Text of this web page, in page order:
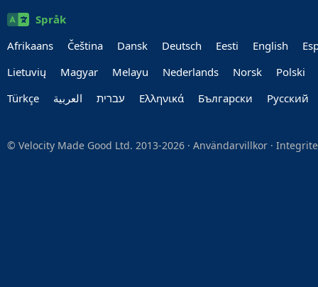
Språk
Afrikaans
Čeština Dansk Deutsch Eesti English
Lietuvių
Magyar Melayu Nederlands Norsk
Polski
Türkçe
العربية‏ עברית‏ Ελληνικά Български Руccкий
© Velocity Made Good Ltd. 2013-2026 · Användarvillkor ·